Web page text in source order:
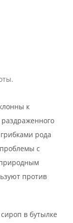
к
рода
с
против
в бутылке